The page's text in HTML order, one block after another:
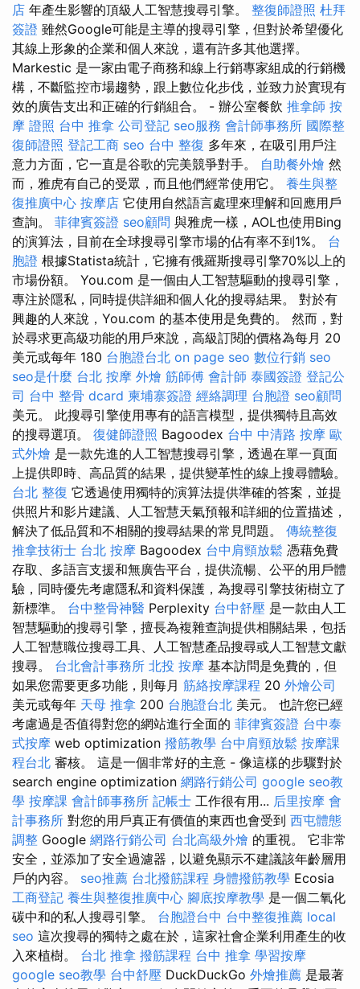
店 年產生影響的頂級人工智慧搜尋引擎。 整復師證照 杜拜
簽證 雖然Google可能是主導的搜尋引擎，但對於希望優化
其線上形象的企業和個人來說​​，還有許多其他選擇。
Markestic 是一家由電子商務和線上行銷專家組成的行銷機
構，不斷監控市場趨勢，跟上數位化步伐，並致力於實現有
效的廣告支出和正確的行銷組合。 - 辦公室餐飲 推拿師 按
摩 證照 台中 推拿 公司登記 seo服務 會計師事務所 國際整
復師證照 登記工商 seo 台中 整復 多年來，在吸引用戶注
意力方面，它一直是谷歌的完美競爭對手。 自助餐外燴 然
而，雅虎有自己的受眾，而且他們經常使用它。 養生與整
復推廣中心 按摩店 它使用自然語言處理來理解和回應用戶
查詢。 菲律賓簽證 seo顧問 與雅虎一樣，AOL也使用Bing
的演算法，目前在全球搜尋引擎市場的佔有率不到1%。 台
胞證 根據Statista統計，它擁有俄羅斯搜尋引擎70%以上的
市場份額。 You.com 是一個由人工智慧驅動的搜尋引擎，
專注於隱私，同時提供詳細和個人化的搜尋結果。 對於有
興趣的人來說，You.com 的基本使用是免費的。 然而，對
於尋求更高級功能的用戶來說，高級訂閱的價格為每月 20
美元或每年 180 台胞證台北 on page seo 數位行銷 seo
seo是什麼 台北 按摩 外燴 筋師傅 會計師 泰國簽證 登記公
司 台中 整骨 dcard 柬埔寨簽證 經絡調理 台胞證 seo顧問
美元。 此搜尋引擎使用專有的語言模型，提供獨特且高效
的搜尋選項。 復健師證照 Bagoodex 台中 中清路 按摩 歐
式外燴 是一款先進的人工智慧搜尋引擎，透過在單一頁面
上提供即時、高品質的結果，提供變革性的線上搜尋體驗。
台北 整復 它透過使用獨特的演算法提供準確的答案，並提
供照片和影片建議、人工智慧天氣預報和詳細的位置描述，
解決了低品質和不相關的搜尋結果的常見問題。 傳統整復
推拿技術士 台北 按摩 Bagoodex 台中肩頸放鬆 憑藉免費
存取、多語言支援和無廣告平台，提供流暢、公平的用戶體
驗，同時優先考慮隱私和資料保護，為搜尋引擎技術樹立了
新標準。 台中整骨神醫 Perplexity 台中舒壓 是一款由人工
智慧驅動的搜尋引擎，擅長為複雜查詢提供相關結果，包括
人工智慧職位搜尋工具、人工智慧產品搜尋或人工智慧文獻
搜尋。 台北會計事務所 北投 按摩 基本訪問是免費的，但
如果您需要更多功能，則每月 筋絡按摩課程 20 外燴公司
美元或每年 天母 推拿 200 台胞證台北 美元。 也許您已經
考慮過是否值得對您的網站進行全面的 菲律賓簽證 台中泰
式按摩 web optimization 撥筋教學 台中肩頸放鬆 按摩課
程台北 審核。 這是一個非常好的主意 - 像這樣的步驟對於
search engine optimization 網路行銷公司 google seo教
學 按摩課 會計師事務所 記帳士 工作很有用... 后里按摩 會
計事務所 對您的用戶真正有價值的東西也會受到 西屯體態
調整 Google 網路行銷公司 台北高級外燴 的重視。 它非常
安全，並添加了安全過濾器，以避免顯示不建議該年齡層用
戶的內容。 seo推薦 台北撥筋課程 身體撥筋教學 Ecosia
工商登記 養生與整復推廣中心 腳底按摩教學 是一個二氧化
碳中和的私人搜尋引擎。 台胞證台中 台中整復推薦 local
seo 這次搜尋的獨特之處在於，這家社會企業利用產生的收
入來植樹。 台北 推拿 撥筋課程 台中 推拿 學習按摩
google seo教學 台中舒壓 DuckDuckGo 外燴推薦 是最著